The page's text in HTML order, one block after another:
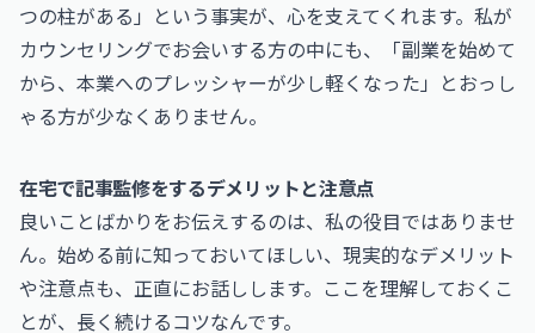
つの柱がある」という事実が、心を支えてくれます。私が
カウンセリングでお会いする方の中にも、「副業を始めて
から、本業へのプレッシャーが少し軽くなった」とおっし
ゃる方が少なくありません。
在宅で記事監修をするデメリットと注意点
良いことばかりをお伝えするのは、私の役目ではありませ
ん。始める前に知っておいてほしい、現実的なデメリット
や注意点も、正直にお話しします。ここを理解しておくこ
とが、長く続けるコツなんです。